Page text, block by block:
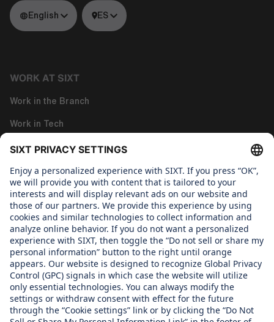
English ES
WORK AT SIXT
Work in the Branch
Work in Tech
Work in Corporate Functions
About us
WHAT WE CARE ABOUT
Regine SIXT Children´s Aid Foundation
OUR PRODUCTS
SIXT Rent
SIXT Share